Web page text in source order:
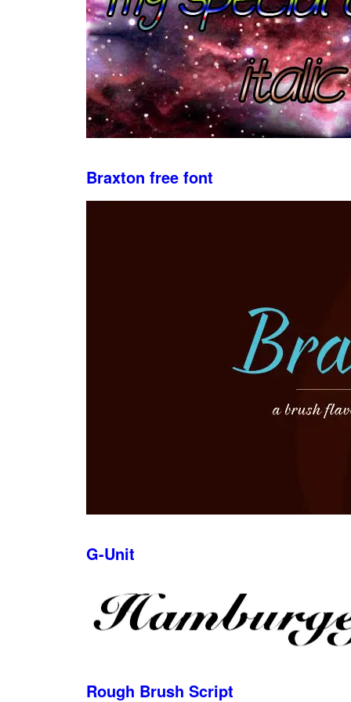
Braxton free font
G-Unit
Rough Brush Script